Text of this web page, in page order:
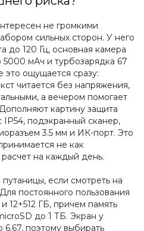
не громкими
сильных сторон. У него
до 120 Гц, основная камера
мАч и турбозарядка 67
это ощущается сразу:
читается без напряжения,
а вечером помогает
картину защита
IP54, подэкранный сканер,
3.5 мм и ИК-порт. Это
не как
на каждый день.
если смотреть на
постоянного пользования
12+512 ГБ, причем память
до 1 ТБ. Экран у
поэтому выбирать